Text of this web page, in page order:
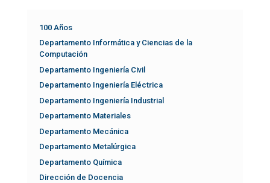
100 Años
Departamento Informática y Ciencias de la
Computación
Departamento Ingeniería Civil
Departamento Ingeniería Eléctrica
Departamento Ingeniería Industrial
Departamento Materiales
Departamento Mecánica
Departamento Metalúrgica
Departamento Química
Dirección de Docencia